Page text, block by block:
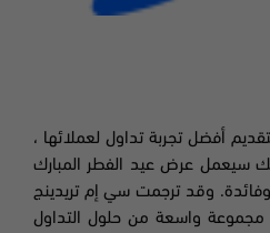
أفضل تجربة تداول لعملائها ،
سيعمل عرض عيد الفطر المبارك
وقد ترجمت سي إم تريدينج
مجموعة واسعة من حلول التداول